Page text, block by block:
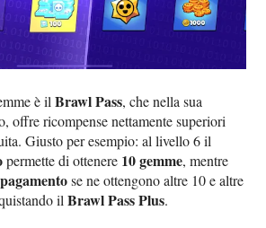
è ilBrawl Pass, che nella sua
offre ricompense nettamente superiori
Giusto per esempio: al livello 6 il
permette di ottenere 10 gemme, mentre
se ne ottengono altre 10 e altre
ilBrawl Pass Plus.